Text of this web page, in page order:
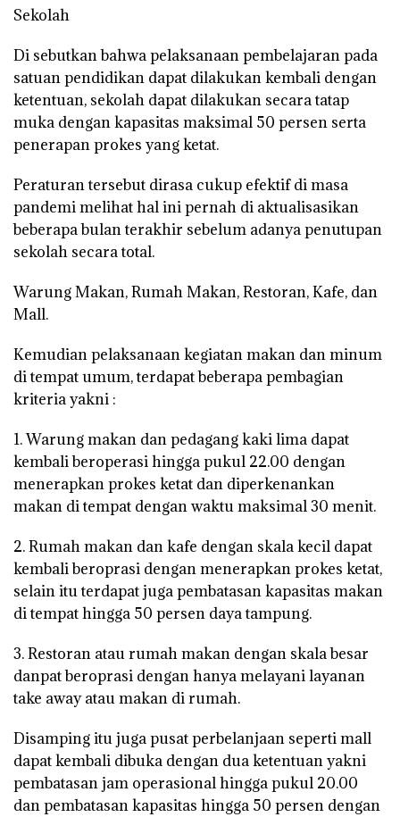
Sekolah
Di sebutkan bahwa pelaksanaan pembelajaran pada
satuan pendidikan dapat dilakukan kembali dengan
ketentuan, sekolah dapat dilakukan secara tatap
muka dengan kapasitas maksimal 50 persen serta
penerapan prokes yang ketat.
Peraturan tersebut dirasa cukup efektif di masa
pandemi melihat hal ini pernah di aktualisasikan
beberapa bulan terakhir sebelum adanya penutupan
sekolah secara total.
Warung Makan, Rumah Makan, Restoran, Kafe, dan
Mall.
Kemudian pelaksanaan kegiatan makan dan minum
di tempat umum, terdapat beberapa pembagian
kriteria yakni :
1. Warung makan dan pedagang kaki lima dapat
kembali beroperasi hingga pukul 22.00 dengan
menerapkan prokes ketat dan diperkenankan
makan di tempat dengan waktu maksimal 30 menit.
2. Rumah makan dan kafe dengan skala kecil dapat
kembali beroprasi dengan menerapkan prokes ketat,
selain itu terdapat juga pembatasan kapasitas makan
di tempat hingga 50 persen daya tampung.
3. Restoran atau rumah makan dengan skala besar
danpat beroprasi dengan hanya melayani layanan
take away atau makan di rumah.
Disamping itu juga pusat perbelanjaan seperti mall
dapat kembali dibuka dengan dua ketentuan yakni
pembatasan jam operasional hingga pukul 20.00
dan pembatasan kapasitas hingga 50 persen dengan